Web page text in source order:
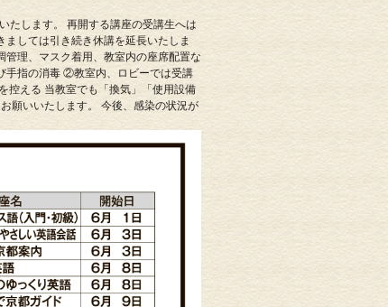
たします。 再開する講座の受講生へは
しては引き続き休講を延長いたしま
理、マスク着用、教室内の座席配置な
手指の消毒 ②教室内、ロビーでは受講
える 当教室でも「換気」「使用設備
願いいたします。 今後、感染の状況が